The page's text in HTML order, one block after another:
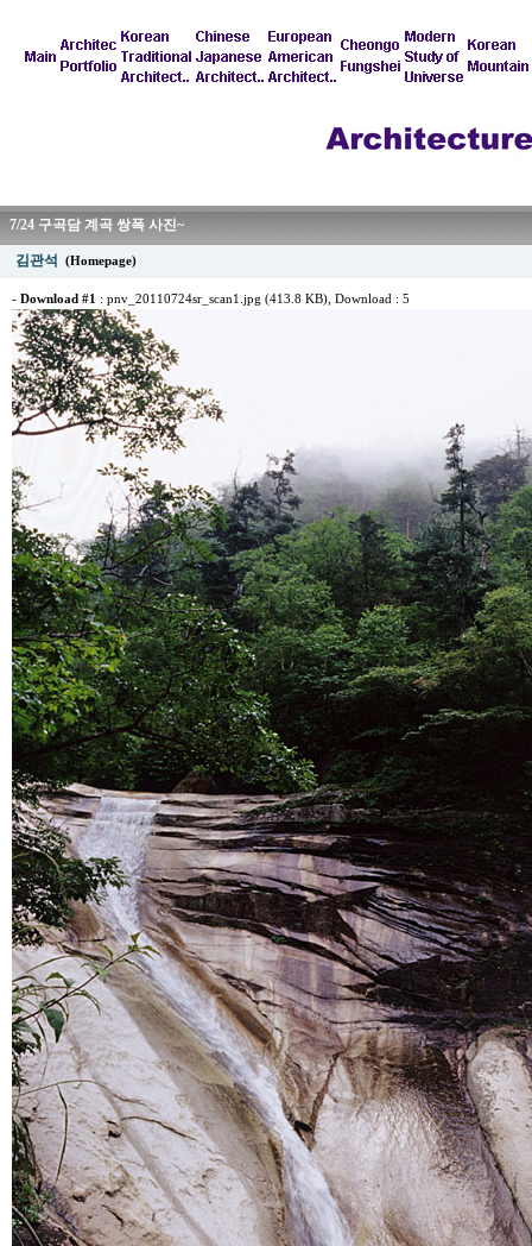
7/24 구곡담 계곡 쌍폭 사진~
김관석 (Homepage)
- Download #1 : pnv_20110724sr_scan1.jpg (413.8 KB) , Download : 5